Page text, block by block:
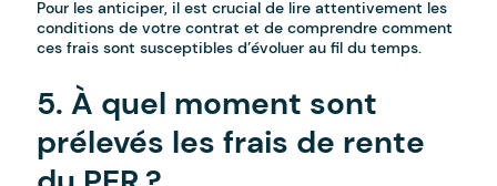
Pour les anticiper, il est crucial de lire attentivement les
conditions de votre contrat et de comprendre comment
ces frais sont susceptibles d’évoluer au fil du temps.
5. À quel moment sont
prélevés les frais de rente